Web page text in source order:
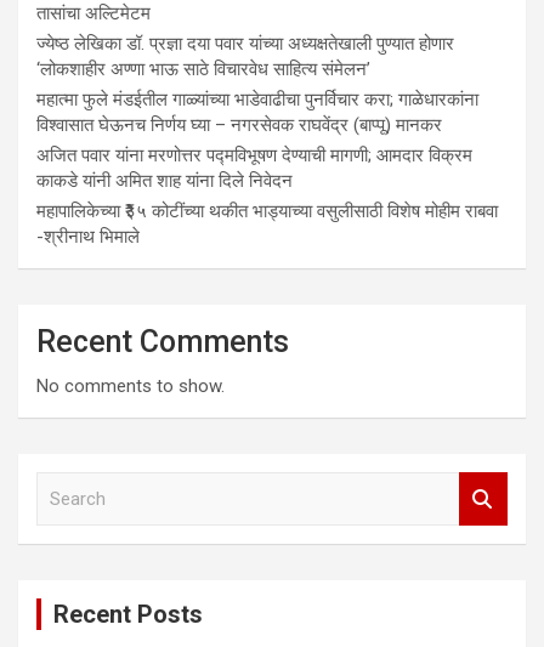
तासांचा अल्टिमेटम
ज्येष्ठ लेखिका डॉ. प्रज्ञा दया पवार यांच्या अध्यक्षतेखाली पुण्यात होणार
‘लोकशाहीर अण्णा भाऊ साठे विचारवेध साहित्य संमेलन’
महात्मा फुले मंडईतील गाळ्यांच्या भाडेवाढीचा पुनर्विचार करा; गाळेधारकांना
विश्वासात घेऊनच निर्णय घ्या – नगरसेवक राघवेंद्र (बाप्पू) मानकर
अजित पवार यांना मरणोत्तर पद्मविभूषण देण्याची मागणी; आमदार विक्रम
काकडे यांनी अमित शाह यांना दिले निवेदन
महापालिकेच्या ₹३५ कोटींच्या थकीत भाड्याच्या वसुलीसाठी विशेष मोहीम राबवा
-श्रीनाथ भिमाले
Recent Comments
No comments to show.
Recent Posts